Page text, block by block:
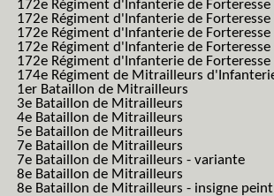
172e Régiment d'Infanterie de Forteresse
172e Régiment d'Infanterie de
172e Régiment d'Infanterie de
172e Régiment d'Infanterie de
172e Régiment d'Infanterie de
174e Régiment de Mitrailleurs
1er Bataillon de Mitrailleurs
3e Bataillon de Mitrailleurs
4e Bataillon de Mitrailleurs
5e Bataillon de Mitrailleurs
7e Bataillon de Mitrailleurs
7e Bataillon de Mitrailleurs - variante
8e Bataillon de Mitrailleurs
8e Bataillon de Mitrailleurs - insigne peint